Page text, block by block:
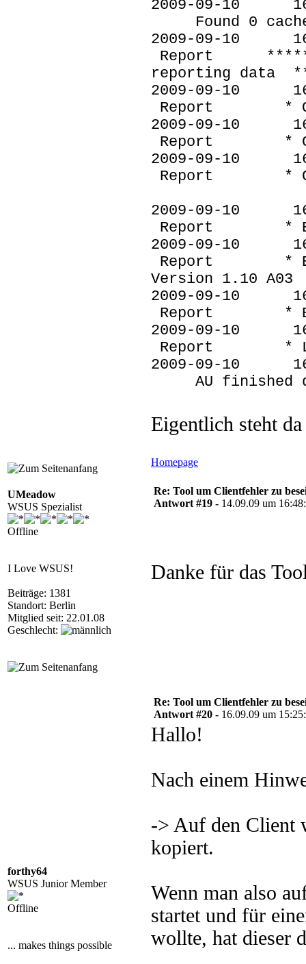
2009-09-10
Found 0
2009-09-
Report
reporting data
2009-09-
Report * OS
2009-09-
Report *
2009-09-
Report *
2009-09-
Report *
2009-09-
Report * Bios
Version 1.10 A03
2009-09-
Report * Bios
2009-09-
Report *
2009-09-10
AU finished
Eigentlich steht
Homepage
UMeadow
WSUS Spezialist
Offline
I Love WSUS!
Beiträge: 1381
Standort: Berlin
Mitglied seit: 22.01.08
Geschlecht:
Re: Tool um Clientfehler zu
Antwort #19 - 14.09.09 um
Danke für das
forthy64
WSUS Junior Member
Offline
... makes things possible
Re: Tool um Clientfehler zu
Antwort #20 - 16.09.09 um
Hallo!
Nach einem
-> Auf den Client
kopiert.
Wenn man also
startet und für
wollte, hat dieser